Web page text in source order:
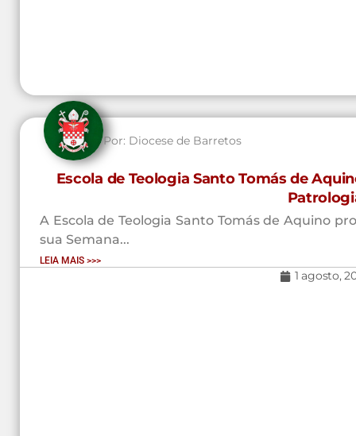
Por: Diocese de Barretos
Escola de Teologia Santo Tomás de
A Escola de Teologia Santo Tomás de Aquino
sua Semana...
LEIA MAIS >>>
1 agosto,